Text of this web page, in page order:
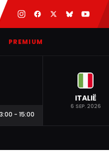
PREMIUM
- 15:00
ITALIË
6 SEP. 2026